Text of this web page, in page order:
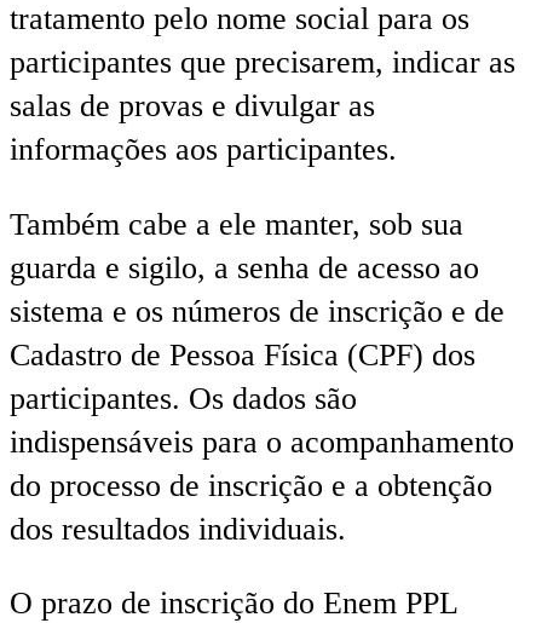
tratamento pelo nome social para os
participantes que precisarem, indicar as
salas de provas e divulgar as
informações aos participantes.
Também cabe a ele manter, sob sua
guarda e sigilo, a senha de acesso ao
sistema e os números de inscrição e de
Cadastro de Pessoa Física (CPF) dos
participantes. Os dados são
indispensáveis para o acompanhamento
do processo de inscrição e a obtenção
dos resultados individuais.
O prazo de inscrição do Enem PPL